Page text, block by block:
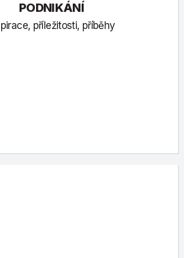
PODNIKÁNÍ
příležitosti, příběhy